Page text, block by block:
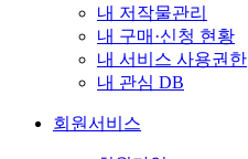
내 저작물관리
내 구매·신청 현황
내 서비스 사용권한
내 관심 DB
회원서비스